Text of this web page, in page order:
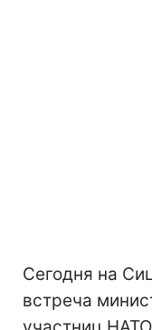
Сегодня на
встреча